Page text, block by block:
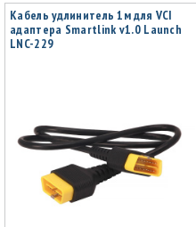
Кабель удлинитель 1м для VCI
адаптера Smartlink v1.0 Launch
LNC-229